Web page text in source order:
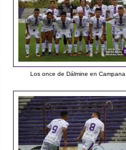
Los once de Dálmine en Campana